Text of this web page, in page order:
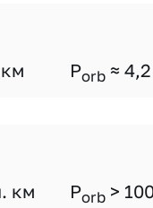
Porb ≈ 4,2
км Porb >